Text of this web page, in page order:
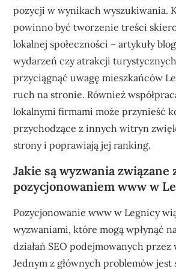
pozycji w wynikach wyszukiwania.
powinno być tworzenie treści
lokalnej społeczności – artykuły
wydarzeń czy atrakcji
przyciągnąć uwagę mieszkańców
ruch na stronie. Również
lokalnymi firmami może przynieść
przychodzące z innych witryn
strony i poprawiają jej ranking.
Jakie są wyzwania związane
pozycjonowaniem www w
Pozycjonowanie www w Legnicy
wyzwaniami, które mogą wpłynąć
działań SEO podejmowanych przez
Jednym z głównych problemów